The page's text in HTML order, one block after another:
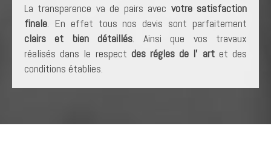
La transparence va de pairs avec votre satisfaction
finale. En effet tous nos devis sont parfaitement
clairs et bien détaillés. Ainsi que vos travaux
réalisés dans le respect des régles de l' art et des
conditions établies.